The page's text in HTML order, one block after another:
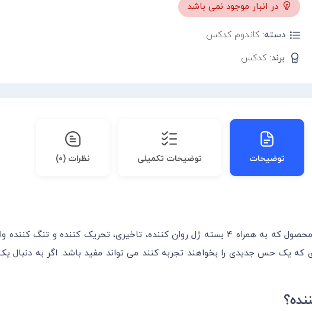
در انبار موجود نمی باشد
دسته: کاندوم کدکس
برند: کدکس
توضیحات توضیحات تکمیلی نظرات (۰)
ضد حساسیت با پک ژل مخصوص، این محصول که به همراه ۴ بسته ژل روان کننده، تاخیری،
که یک حس جدیدی را بخواهند تجربه کنند می تواند مفید باشد. اگر به